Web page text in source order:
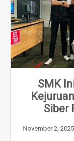
SMK
Siber
November 2, 2025